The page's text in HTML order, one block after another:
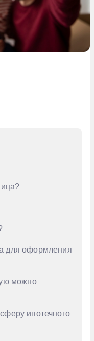
для оформления
можно
ипотечного